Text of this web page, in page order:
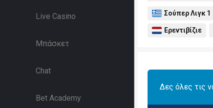
Live Casino
Μπάσκετ
Chat
Bet Academy
Σούπερ Λιγκ 1
Ερεντιβίζιε
Δες όλες τις